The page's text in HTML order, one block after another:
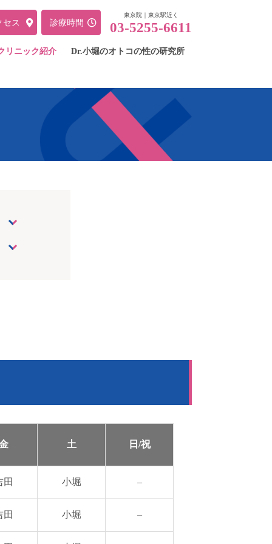
セス 診療時間
東京院｜東京駅近く
03-5255-6611
リニック紹介 Dr.小堀のオトコの性の研究所
土 日/祝
田 小堀 –
田 小堀 –